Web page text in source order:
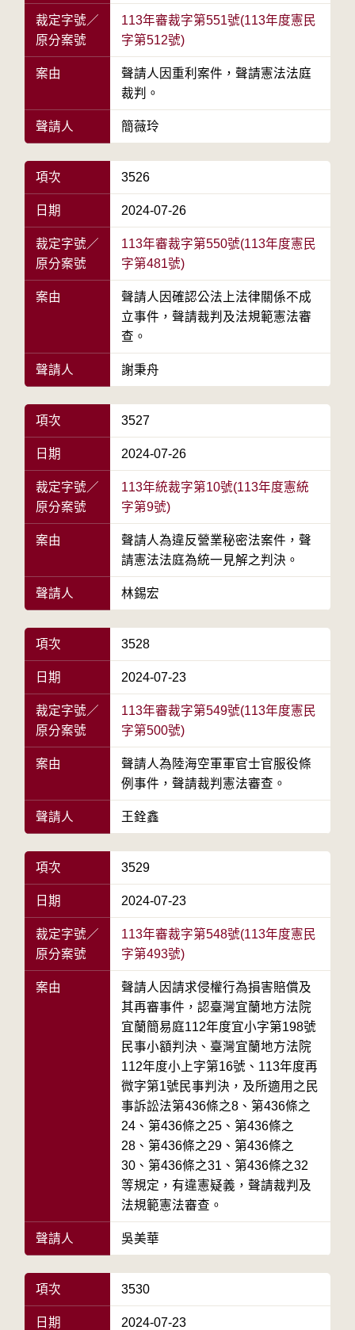
裁定字號／
原分案號
113年審裁字第551號(113年度憲民
字第512號)
案由
聲請人因重利案件，聲請憲法法庭
裁判。
聲請人 簡薇玲
項次 3526
日期 2024-07-26
裁定字號／
原分案號
113年審裁字第550號(113年度憲民
字第481號)
案由
聲請人因確認公法上法律關係不成
立事件，聲請裁判及法規範憲法審
查。
聲請人 謝秉舟
項次 3527
日期 2024-07-26
裁定字號／
原分案號
113年統裁字第10號(113年度憲統
字第9號)
案由
聲請人為違反營業秘密法案件，聲
請憲法法庭為統一見解之判決。
聲請人 林錫宏
項次 3528
日期 2024-07-23
裁定字號／
原分案號
113年審裁字第549號(113年度憲民
字第500號)
案由
聲請人為陸海空軍軍官士官服役條
例事件，聲請裁判憲法審查。
聲請人 王銓鑫
項次 3529
日期 2024-07-23
裁定字號／
原分案號
113年審裁字第548號(113年度憲民
字第493號)
案由
聲請人因請求侵權行為損害賠償及
其再審事件，認臺灣宜蘭地方法院
宜蘭簡易庭112年度宜小字第198號
民事小額判決、臺灣宜蘭地方法院
112年度小上字第16號、113年度再
微字第1號民事判決，及所適用之民
事訴訟法第436條之8、第436條之
24、第436條之25、第436條之
28、第436條之29、第436條之
30、第436條之31、第436條之32
等規定，有違憲疑義，聲請裁判及
法規範憲法審查。
聲請人 吳美華
項次 3530
日期 2024-07-23